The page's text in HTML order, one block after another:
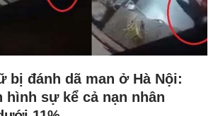
bị đánh dã man ở Hà Nội:
hình sự kể cả nạn nhân